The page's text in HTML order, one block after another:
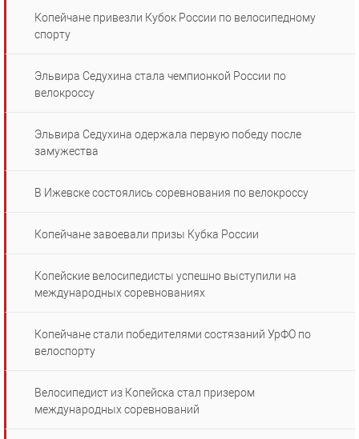
Копейчане привезли Кубок России по велосипедному
спорту
Эльвира Седухина стала чемпионкой России по
велокроссу
Эльвира Седухина одержала первую победу после
замужества
В Ижевске состоялись соревнования по велокроссу
Копейчане завоевали призы Кубка России
Копейские велосипедисты успешно выступили на
международных соревнованиях
Копейчане стали победителями состязаний УрФО по
велоспорту
Велосипедист из Копейска стал призером
международных соревнований